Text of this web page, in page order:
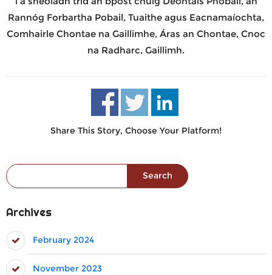
Rannóg Forbartha Pobail, Tuaithe agus Eacnamaíochta,
Comhairle Chontae na Gaillimhe, Áras an Chontae, Cnoc
na Radharc, Gaillimh.
Share This Story, Choose Your Platform!
Search for:
Archives
February 2024
November 2023